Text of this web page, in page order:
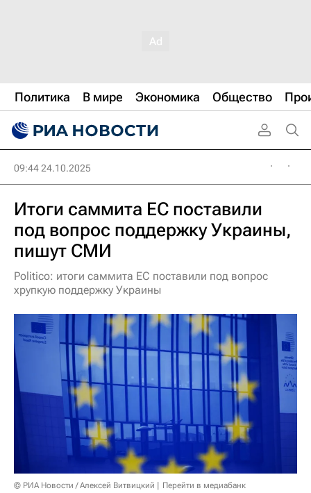
Политика В мире Экономика Общество
09:44 24.10.2025
Итоги саммита ЕС поставили
под вопрос поддержку Украины,
пишут СМИ
Politico: итоги саммита ЕС поставили под вопрос
хрупкую поддержку Украины
© РИА Новости / Алексей Витвицкий
Перейти в медиабанк